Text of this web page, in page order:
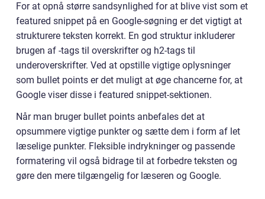
For at opnå større sandsynlighed for at blive vist som et
featured snippet på en Google-søgning er det vigtigt at
strukturere teksten korrekt. En god struktur inkluderer
brugen af -tags til overskrifter og h2-tags til
underoverskrifter. Ved at opstille vigtige oplysninger
som bullet points er det muligt at øge chancerne for, at
Google viser disse i featured snippet-sektionen.
Når man bruger bullet points anbefales det at
opsummere vigtige punkter og sætte dem i form af let
læselige punkter. Fleksible indrykninger og passende
formatering vil også bidrage til at forbedre teksten og
gøre den mere tilgængelig for læseren og Google.